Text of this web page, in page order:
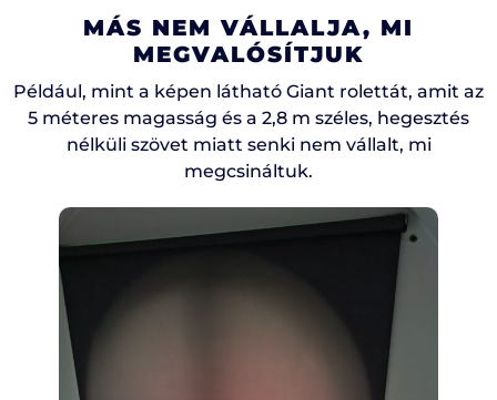
MÁS NEM VÁLLALJA, MI
MEGVALÓSÍTJUK
Például, mint a képen látható Giant rolettát, amit az
5 méteres magasság és a 2,8 m széles, hegesztés
nélküli szövet miatt senki nem vállalt, mi
megcsináltuk.